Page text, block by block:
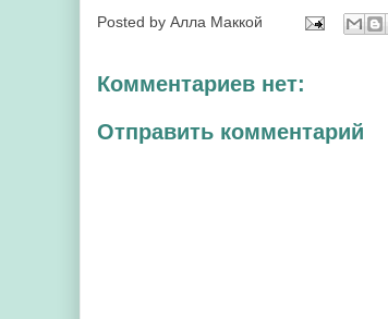
Posted by Алла Маккой
Комментариев нет:
Отправить комментарий